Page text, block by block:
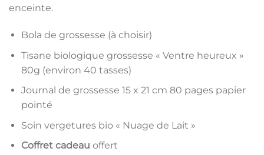
enceinte.
Bola de grossesse (à choisir)
Tisane biologique grossesse « Ventre heureux »
80g (environ 40 tasses)
Journal de grossesse 15 x 21 cm 80 pages papier
pointé
Soin vergetures bio « Nuage de Lait »
Coffret cadeau offert